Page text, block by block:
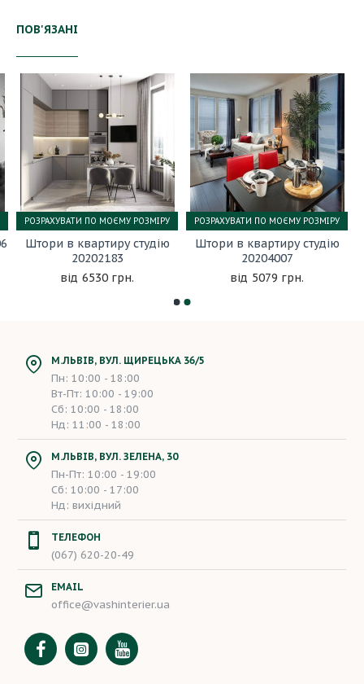
ПОВ'ЯЗАНІ
Штори в квартиру студію
20202183
6530 грн.
РОЗРАХУВАТИ ПО МОЄМУ РОЗМІРУ
Штори в квартиру студію
20204007
5079 грн.
РОЗРАХУВАТИ ПО МОЄМУ РОЗМІРУ
М.ЛЬВІВ, ВУЛ. ЩИРЕЦЬКА 36/5
Пн: 10:00 - 18:00
Вт-Пт: 10:00 - 19:00
Сб: 10:00 - 18:00
Нд: 11:00 - 18:00
М.ЛЬВІВ, ВУЛ. ЗЕЛЕНА, 30
Пн-Пт: 10:00 - 19:00
Сб: 10:00 - 17:00
Нд: вихідний
ТЕЛЕФОН
(067) 620-20-49
EMAIL
office@vashinterier.ua